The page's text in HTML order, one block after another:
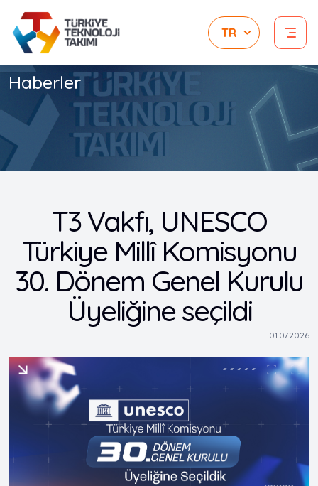
Haberler
T3 Vakfı, UNESCO
Türkiye Millî Komisyonu
30. Dönem Genel Kurulu
Üyeliğine seçildi
01.07.2026